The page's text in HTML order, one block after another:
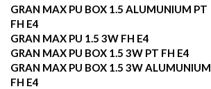
GRAN MAX PU BOX 1.5 ALUMUNIUM PT
FH E4
GRAN MAX PU 1.5 3W FH E4
GRAN MAX PU BOX 1.5 3W PT FH E4
GRAN MAX PU BOX 1.5 3W ALUMUNIUM
FH E4